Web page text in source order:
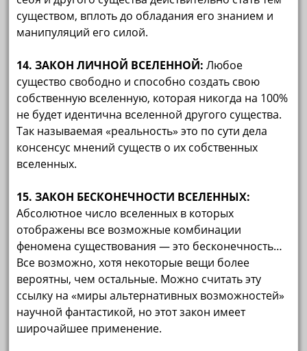
существом, вплоть до обладания его знанием и
манипуляций его силой.
14. ЗАКОН ЛИЧНОЙ ВСЕЛЕННОЙ: Любое
существо свободно и способно создать свою
собственную вселенную, которая никогда на 100%
не будет идентична вселенной другого существа.
Так называемая «реальность» это по сути дела
консенсус мнений существ о их собственных
вселенных.
15. ЗАКОН БЕСКОНЕЧНОСТИ ВСЕЛЕННЫХ:
Абсолютное число вселенных в которых
отображены все возможные комбинации
феномена существования — это бесконечность…
Все возможно, хотя некоторые вещи более
вероятны, чем остальные. Можно считать эту
ссылку на «миры альтернативных возможностей»
научной фантастикой, но этот закон имеет
широчайшее применение.